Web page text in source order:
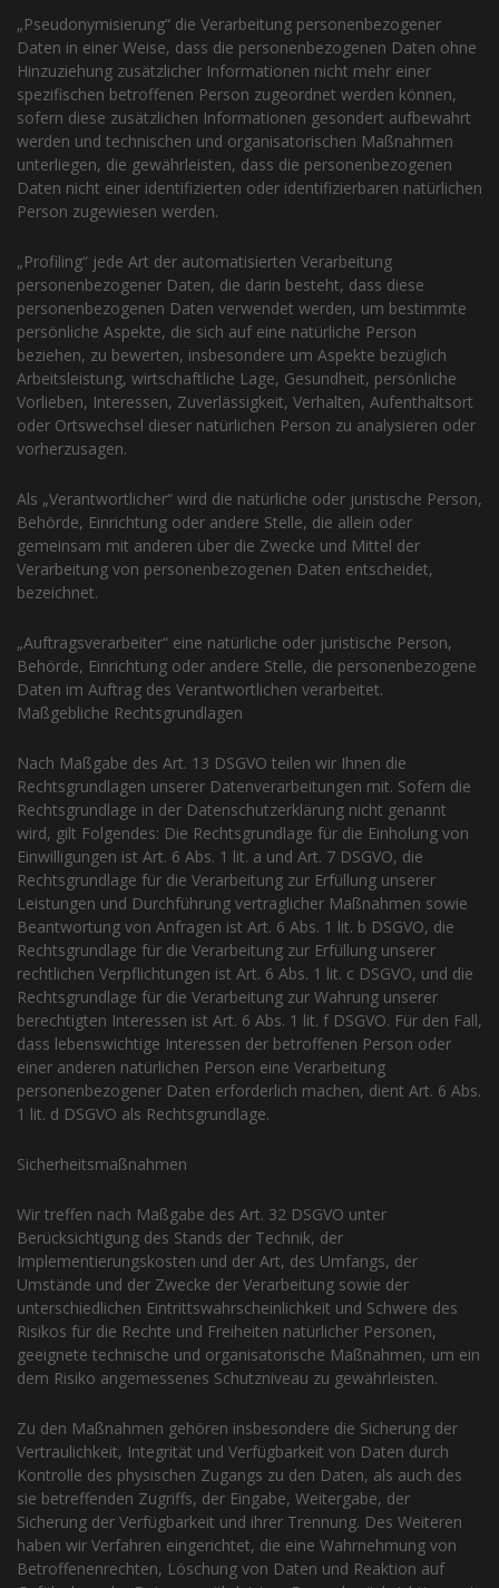
„Pseudonymisierung“ die Verarbeitung personenbezogener
Daten in einer Weise, dass die personenbezogenen Daten ohne
Hinzuziehung zusätzlicher Informationen nicht mehr einer
spezifischen betroffenen Person zugeordnet werden können,
sofern diese zusätzlichen Informationen gesondert aufbewahrt
werden und technischen und organisatorischen Maßnahmen
unterliegen, die gewährleisten, dass die personenbezogenen
Daten nicht einer identifizierten oder identifizierbaren natürlichen
Person zugewiesen werden.
„Profiling“ jede Art der automatisierten Verarbeitung
personenbezogener Daten, die darin besteht, dass diese
personenbezogenen Daten verwendet werden, um bestimmte
persönliche Aspekte, die sich auf eine natürliche Person
beziehen, zu bewerten, insbesondere um Aspekte bezüglich
Arbeitsleistung, wirtschaftliche Lage, Gesundheit, persönliche
Vorlieben, Interessen, Zuverlässigkeit, Verhalten, Aufenthaltsort
oder Ortswechsel dieser natürlichen Person zu analysieren oder
vorherzusagen.
Als „Verantwortlicher“ wird die natürliche oder juristische Person,
Behörde, Einrichtung oder andere Stelle, die allein oder
gemeinsam mit anderen über die Zwecke und Mittel der
Verarbeitung von personenbezogenen Daten entscheidet,
bezeichnet.
„Auftragsverarbeiter“ eine natürliche oder juristische Person,
Behörde, Einrichtung oder andere Stelle, die personenbezogene
Daten im Auftrag des Verantwortlichen verarbeitet.
Maßgebliche Rechtsgrundlagen
Nach Maßgabe des Art. 13 DSGVO teilen wir Ihnen die
Rechtsgrundlagen unserer Datenverarbeitungen mit. Sofern die
Rechtsgrundlage in der Datenschutzerklärung nicht genannt
wird, gilt Folgendes: Die Rechtsgrundlage für die Einholung von
Einwilligungen ist Art. 6 Abs. 1 lit. a und Art. 7 DSGVO, die
Rechtsgrundlage für die Verarbeitung zur Erfüllung unserer
Leistungen und Durchführung vertraglicher Maßnahmen sowie
Beantwortung von Anfragen ist Art. 6 Abs. 1 lit. b DSGVO, die
Rechtsgrundlage für die Verarbeitung zur Erfüllung unserer
rechtlichen Verpflichtungen ist Art. 6 Abs. 1 lit. c DSGVO, und die
Rechtsgrundlage für die Verarbeitung zur Wahrung unserer
berechtigten Interessen ist Art. 6 Abs. 1 lit. f DSGVO. Für den Fall,
dass lebenswichtige Interessen der betroffenen Person oder
einer anderen natürlichen Person eine Verarbeitung
personenbezogener Daten erforderlich machen, dient Art. 6 Abs.
1 lit. d DSGVO als Rechtsgrundlage.
Sicherheitsmaßnahmen
Wir treffen nach Maßgabe des Art. 32 DSGVO unter
Berücksichtigung des Stands der Technik, der
Implementierungskosten und der Art, des Umfangs, der
Umstände und der Zwecke der Verarbeitung sowie der
unterschiedlichen Eintrittswahrscheinlichkeit und Schwere des
Risikos für die Rechte und Freiheiten natürlicher Personen,
geeignete technische und organisatorische Maßnahmen, um ein
dem Risiko angemessenes Schutzniveau zu gewährleisten.
Zu den Maßnahmen gehören insbesondere die Sicherung der
Vertraulichkeit, Integrität und Verfügbarkeit von Daten durch
Kontrolle des physischen Zugangs zu den Daten, als auch des
sie betreffenden Zugriffs, der Eingabe, Weitergabe, der
Sicherung der Verfügbarkeit und ihrer Trennung. Des Weiteren
haben wir Verfahren eingerichtet, die eine Wahrnehmung von
Betroffenenrechten, Löschung von Daten und Reaktion auf